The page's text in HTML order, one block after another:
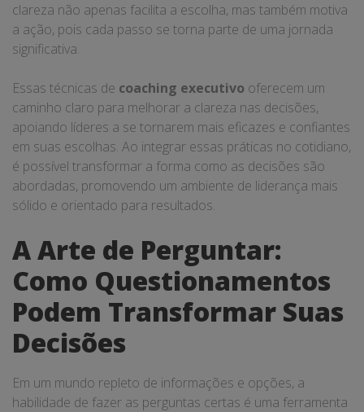
clareza não apenas facilita a escolha, mas também motiva
a ação, pois cada passo se torna parte de uma jornada
significativa.
Essas técnicas de coaching executivo oferecem um
caminho claro para melhorar a clareza nas decisões,
apoiando líderes a se tornarem mais eficazes e confiantes
em suas escolhas. Ao integrar essas práticas no cotidiano,
é possível transformar a forma como as decisões são
abordadas, promovendo um ambiente de liderança mais
sólido e orientado para resultados.
A Arte de Perguntar:
Como Questionamentos
Podem Transformar Suas
Decisões
Em um mundo repleto de informações e opções, a
habilidade de fazer as perguntas certas é uma ferramenta